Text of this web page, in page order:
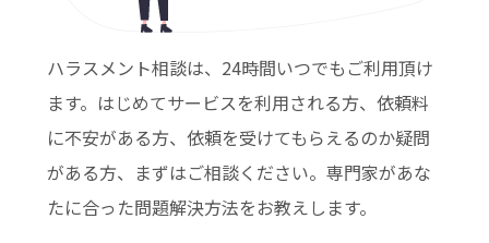
ハラスメント相談は、24時間いつでもご利用頂け
ます。はじめてサービスを利用される方、依頼料
に不安がある方、依頼を受けてもらえるのか疑問
がある方、まずはご相談ください。専門家があな
たに合った問題解決方法をお教えします。